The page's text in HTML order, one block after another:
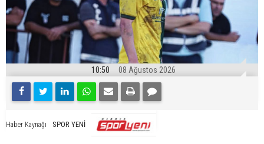
10:50 08 Ağustos 2026
Haber Kaynağı SPOR YENİ